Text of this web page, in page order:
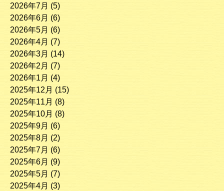
2026年7月 (5)
2026年6月 (6)
2026年5月 (6)
2026年4月 (7)
2026年3月 (14)
2026年2月 (7)
2026年1月 (4)
2025年12月 (15)
2025年11月 (8)
2025年10月 (8)
2025年9月 (6)
2025年8月 (2)
2025年7月 (6)
2025年6月 (9)
2025年5月 (7)
2025年4月 (3)